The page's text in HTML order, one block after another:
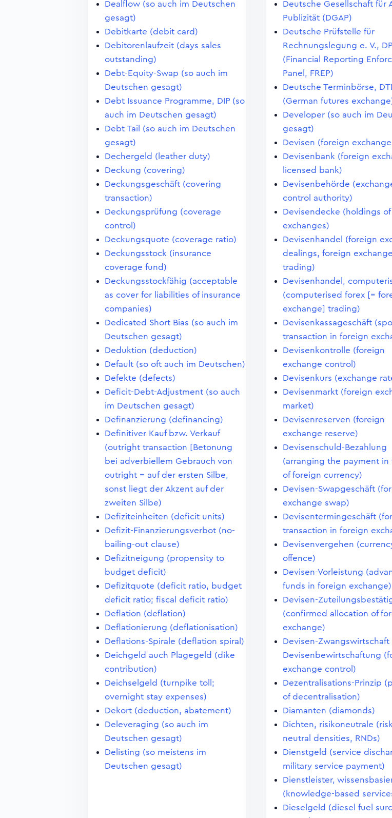
Dealflow (so auch im Deutschen
gesagt)
Debitkarte (debit card)
Debitorenlaufzeit (days sales
outstanding)
Debt-Equity-Swap (so auch im
Deutschen gesagt)
Debt Issuance Programme, DIP (so
auch im Deutschen gesagt)
Debt Tail (so auch im Deutschen
gesagt)
Dechergeld (leather duty)
Deckung (covering)
Deckungsgeschäft (covering
transaction)
Deckungsprüfung (coverage
control)
Deckungsquote (coverage ratio)
Deckungsstock (insurance
coverage fund)
Deckungsstockfähig (acceptable
as cover for liabilities of insurance
companies)
Dedicated Short Bias (so auch im
Deutschen gesagt)
Deduktion (deduction)
Default (so oft auch im Deutschen)
Defekte (defects)
Deficit-Debt-Adjustment (so auch
im Deutschen gesagt)
Definanzierung (definancing)
Definitiver Kauf bzw. Verkauf
(outright transaction [Betonung
bei adverbiellem Gebrauch von
outright = auf der ersten Silbe,
sonst liegt der Akzent auf der
zweiten Silbe)
Defiziteinheiten (deficit units)
Defizit-Finanzierungsverbot (no-
bailing-out clause)
Defizitneigung (propensity to
budget deficit)
Defizitquote (deficit ratio, budget
deficit ratio; fiscal deficit ratio)
Deflation (deflation)
Deflationierung (deflationisation)
Deflations-Spirale (deflation spiral)
Deichgeld auch Plagegeld (dike
contribution)
Deichselgeld (turnpike toll;
overnight stay expenses)
Dekort (deduction, abatement)
Deleveraging (so auch im
Deutschen gesagt)
Delisting (so meistens im
Deutschen gesagt)
Deutsche Gesellschaft für
Publizität (DGAP)
Deutsche Prüfstelle für
Rechnungslegung e. V.,
(Financial Reporting
Panel, FREP)
Deutsche Terminbörse,
(German futures
Developer (so auch im
gesagt)
Devisen (foreign
Devisenbank (foreign
licensed bank)
Devisenbehörde
control authority)
Devisendecke (holdings
exchanges)
Devisenhandel (foreign
dealings, foreign exchange
trading)
Devisenhandel,
(computerised forex [=
exchange] trading)
Devisenkassageschäft
transaction in foreign
Devisenkontrolle (foreign
exchange control)
Devisenkurs (exchange
Devisenmarkt (foreign
market)
Devisenreserven (foreign
exchange reserve)
Devisenschuld-Bezahlung
(arranging the payment in
of foreign currency)
Devisen-Swapgeschäft
exchange swap)
Devisentermingeschäft
transaction in foreign
Devisenvergehen
offence)
Devisen-Vorleistung
funds in foreign exchange)
Devisen-
(confirmed allocation of
exchange)
Devisen-Zwangswirtschaft
Devisenbewirtschaftung
exchange control)
Dezentralisations-Prinzip
of decentralisation)
Diamanten (diamonds)
Dichten, risikoneutrale
neutral densities, RNDs)
Dienstgeld (service
military service payment)
Dienstleister,
(knowledge-based
Dieselgeld (diesel fuel